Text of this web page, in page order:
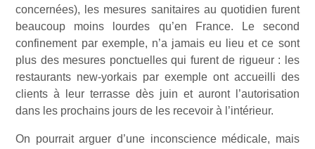
concernées), les mesures sanitaires au quotidien furent
beaucoup moins lourdes qu’en France. Le second
confinement par exemple, n’a jamais eu lieu et ce sont
plus des mesures ponctuelles qui furent de rigueur : les
restaurants new-yorkais par exemple ont accueilli des
clients à leur terrasse dès juin et auront l’autorisation
dans les prochains jours de les recevoir à l’intérieur.
On pourrait arguer d’une inconscience médicale, mais